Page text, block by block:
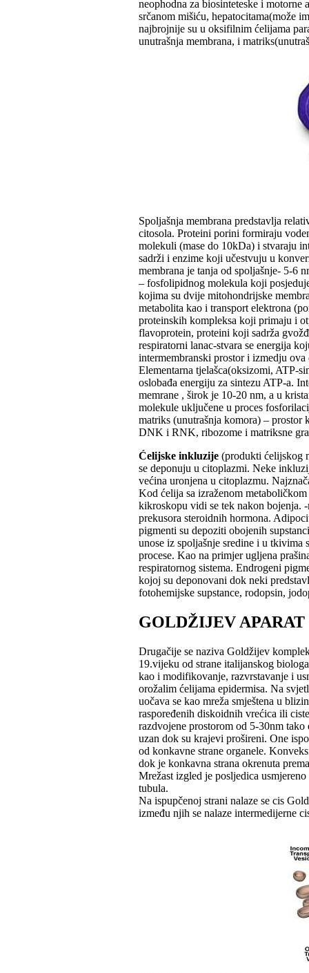
neophodna za biosinteteske i
srčanom mišiću, hepatocitama(može
najbrojnije su u oksifilnim ćelijama
unutrašnja membrana, i
Spoljašnja membrana predstavlja
citosola. Proteini porini formiraju
molekuli (mase do 10kDa) i stvaraju
sadrži i enzime koji učestvuju u
membrana je tanja od spoljašnje- 5-6
– fosfolipidnog molekula koji
kojima su dvije mitohondrijske
metabolita kao i transport elektrona
proteinskih kompleksa koji primaju i
flavoprotein, proteini koji sadrža
respiratorni lanac-stvara se energija
intermembranski prostor i izmedju
Elementarna tjelašca(oksizomi, ATP-
oslobađa energiju za sintezu ATP-a.
memrane , širok je 10-20 nm, a u
molekule uključene u proces
matriks (unutrašnja komora) – prostor
DNK i RNK, ribozome i matriksne
Ćelijske inkluzije (produkti ćelijskog
se deponuju u citoplazmi. Neke
većina uronjena u citoplazmu.
Kod ćelija sa izraženom
kikroskopu vidi se tek nakon bojenja.
prekusora steroidnih hormona.
pigmenti su depoziti obojenih
unose iz spoljašnje sredine i u tkivima
procese. Kao na primjer ugljena
respiratornog sistema. Endrogeni
kojoj su deponovani dok neki
fotohemijske supstance, rodopsin,
GOLDŽIJEV APARAT
Drugačije se naziva Goldžijev
19.vijeku od strane italijanskog
kao i modifikovanje, razvrstavanje i
orožalim ćelijama epidermisa. Na
uočava se kao mreža smještena u
raspoređenih diskoidnih vrećica ili
razdvojene prostorom od 5-30nm
uzan dok su krajevi prošireni. One
od konkavne strane organele.
dok je konkavna strana okrenuta
Mrežast izgled je posljedica
tubula.
Na ispupčenoj strani nalaze se cis
između njih se nalaze intermedijerne